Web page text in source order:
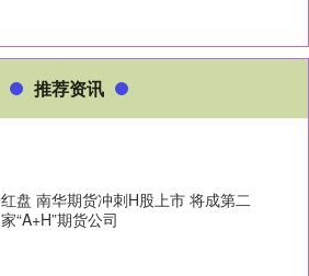
推荐资讯
红盘 南华期货冲刺H股上市 将成第二
家“A+H”期货公司